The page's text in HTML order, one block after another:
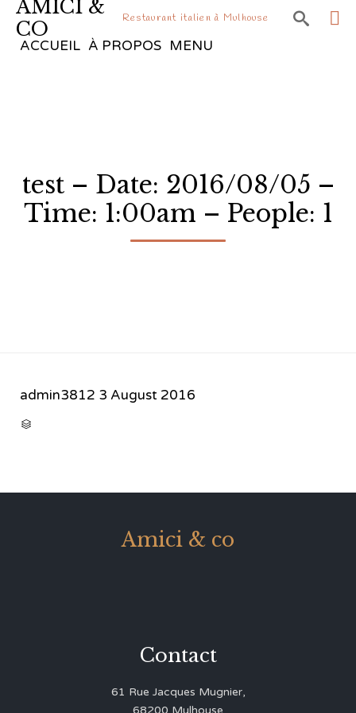
AMICI &
CO
Restaurant italien à Mulhouse 
ACCUEIL À PROPOS MENU
test – Date: 2016/08/05 –
Time: 1:00am – People: 1
admin3812 3 August 2016

Amici & co
Contact
61 Rue Jacques Mugnier,